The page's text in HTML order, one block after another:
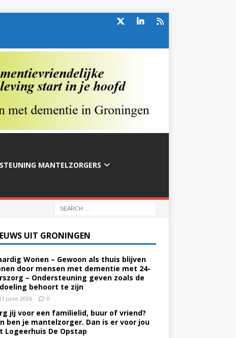
MANTELZORGERS
UIT GRONINGEN
Wonen – Gewoon als thuis blijven
door mensen met dementie met 24-
– Ondersteuning geven zoals de
behoort te zijn
June 2026 0
jij voor een familielid, buur of vriend?
ben je mantelzorger. Dan is er voor jou
Logeerhuis De Opstap